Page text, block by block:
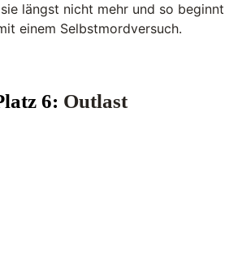
längst nicht mehr und so beginnt
einem Selbstmordversuch.
6: Outlast